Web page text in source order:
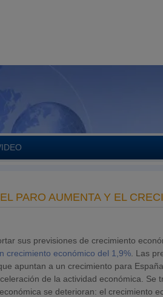
PARO AUMENTA Y EL
sus previsiones de crecimiento
crecimiento económico del 1,9% . Las
apuntan a un crecimiento para
de la actividad económica. Se
se deterioran: el crecimiento